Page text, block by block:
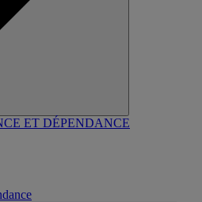
ET DÉPENDANCE